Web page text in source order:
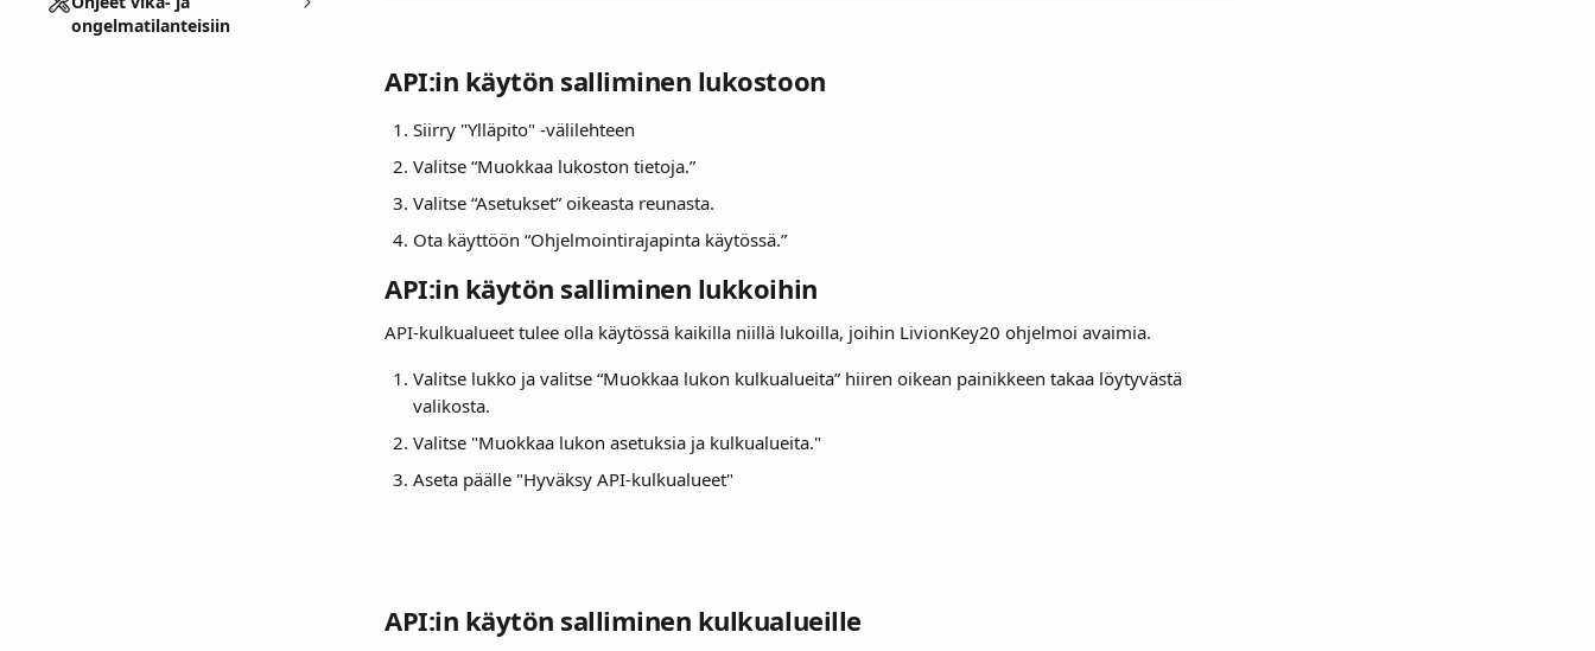
ongelmatilanteisiin
API:in käytön salliminen lukostoon
Siirry "Ylläpito" -välilehteen
Valitse “Muokkaa lukoston tietoja.”
Valitse “Asetukset” oikeasta reunasta.
Ota käyttöön “Ohjelmointirajapinta käytössä.”
API:in käytön salliminen lukkoihin
API-kulkualueet tulee olla käytössä kaikilla niillä lukoilla, joihin LivionKey20 ohjelmoi avaimia.
Valitse lukko ja valitse “Muokkaa lukon kulkualueita” hiiren oikean painikkeen takaa löytyvästä
valikosta.
Valitse "Muokkaa lukon asetuksia ja kulkualueita."
Aseta päälle "Hyväksy API-kulkualueet"
API:in käytön salliminen kulkualueille